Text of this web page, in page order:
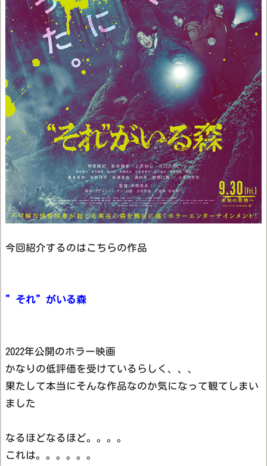
今回紹介するのはこちらの作品
”それ”がいる森
2022年公開のホラー映画
かなりの低評価を受けているらしく、、、
果たして本当にそんな作品なのか気になって観てしまい
ました
なるほどなるほど。。。。
これは。。。。。。